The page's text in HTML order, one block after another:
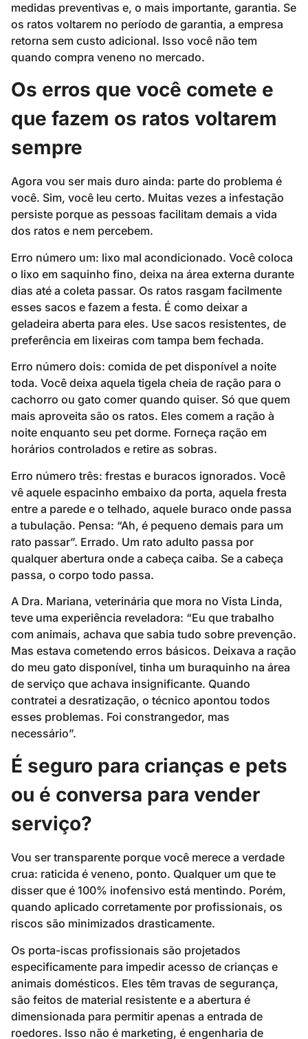
medidas preventivas e, o mais importante, garantia. Se
os ratos voltarem no período de garantia, a empresa
retorna sem custo adicional. Isso você não tem
quando compra veneno no mercado.
Os erros que você comete e
que fazem os ratos voltarem
sempre
Agora vou ser mais duro ainda: parte do problema é
você. Sim, você leu certo. Muitas vezes a infestação
persiste porque as pessoas facilitam demais a vida
dos ratos e nem percebem.
Erro número um: lixo mal acondicionado. Você coloca
o lixo em saquinho fino, deixa na área externa durante
dias até a coleta passar. Os ratos rasgam facilmente
esses sacos e fazem a festa. É como deixar a
geladeira aberta para eles. Use sacos resistentes, de
preferência em lixeiras com tampa bem fechada.
Erro número dois: comida de pet disponível a noite
toda. Você deixa aquela tigela cheia de ração para o
cachorro ou gato comer quando quiser. Só que quem
mais aproveita são os ratos. Eles comem a ração à
noite enquanto seu pet dorme. Forneça ração em
horários controlados e retire as sobras.
Erro número três: frestas e buracos ignorados. Você
vê aquele espacinho embaixo da porta, aquela fresta
entre a parede e o telhado, aquele buraco onde passa
a tubulação. Pensa: “Ah, é pequeno demais para um
rato passar”. Errado. Um rato adulto passa por
qualquer abertura onde a cabeça caiba. Se a cabeça
passa, o corpo todo passa.
A Dra. Mariana, veterinária que mora no Vista Linda,
teve uma experiência reveladora: “Eu que trabalho
com animais, achava que sabia tudo sobre prevenção.
Mas estava cometendo erros básicos. Deixava a ração
do meu gato disponível, tinha um buraquinho na área
de serviço que achava insignificante. Quando
contratei a desratização, o técnico apontou todos
esses problemas. Foi constrangedor, mas
necessário”.
É seguro para crianças e pets
ou é conversa para vender
serviço?
Vou ser transparente porque você merece a verdade
crua: raticida é veneno, ponto. Qualquer um que te
disser que é 100% inofensivo está mentindo. Porém,
quando aplicado corretamente por profissionais, os
riscos são minimizados drasticamente.
Os porta-iscas profissionais são projetados
especificamente para impedir acesso de crianças e
animais domésticos. Eles têm travas de segurança,
são feitos de material resistente e a abertura é
dimensionada para permitir apenas a entrada de
roedores. Isso não é marketing, é engenharia de